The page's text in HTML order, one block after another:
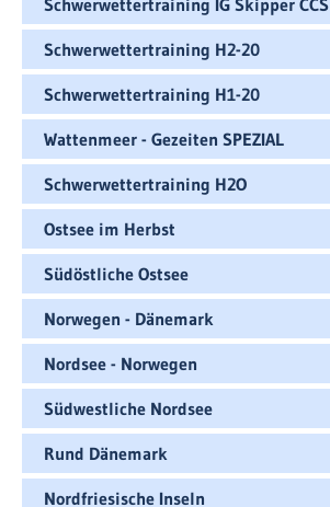
Schwerwettertraining H2-20
Schwerwettertraining H1-20
Wattenmeer - Gezeiten SPEZIAL
Schwerwettertraining H2O
Ostsee im Herbst
Südöstliche Ostsee
Norwegen - Dänemark
Nordsee - Norwegen
Südwestliche Nordsee
Rund Dänemark
Nordfriesische Inseln